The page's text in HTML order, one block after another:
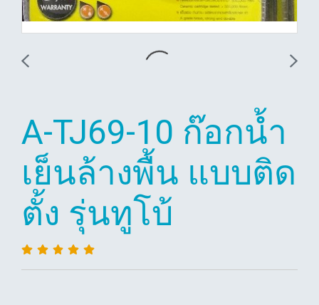
A-TJ69-10 ก๊อกน้ำ
เย็นล้างพื้น แบบติด
ตั้ง รุ่นทูโบ้